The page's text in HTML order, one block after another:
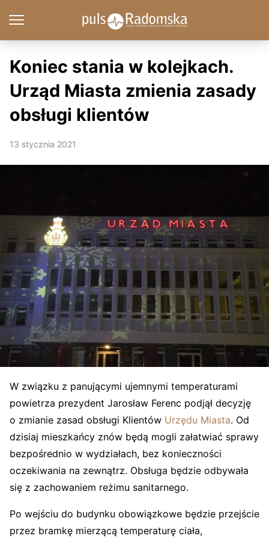
Koniec stania w kolejkach.
Urząd Miasta zmienia zasady
obsługi klientów
13 stycznia 2021
W związku z panującymi ujemnymi temperaturami
powietrza prezydent Jarosław Ferenc podjął decyzję
o zmianie zasad obsługi Klientów Urzędu Miasta. Od
dzisiaj mieszkańcy znów będą mogli załatwiać sprawy
bezpośrednio w wydziałach, bez konieczności
oczekiwania na zewnątrz. Obsługa będzie odbywała
się z zachowaniem reżimu sanitarnego.
Po wejściu do budynku obowiązkowe będzie przejście
przez bramkę mierzącą temperaturę ciała,